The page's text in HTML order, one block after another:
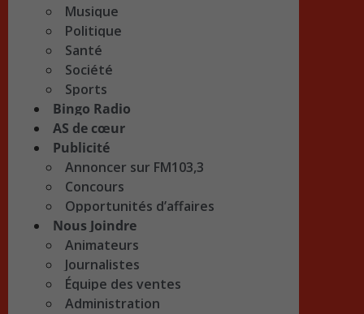
Musique
Politique
Santé
Société
Sports
Bingo Radio
AS de cœur
Publicité
Annoncer sur FM103,3
Concours
Opportunités d’affaires
Nous Joindre
Animateurs
Journalistes
Équipe des ventes
Administration